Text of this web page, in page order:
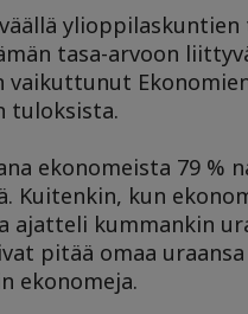
tasa-arvoon
vaikuttunut
tuloksista.
ekonomeista 79 %
Kuitenkin, kun
ajatteli kummankin
pitää omaa
ekonomeja.